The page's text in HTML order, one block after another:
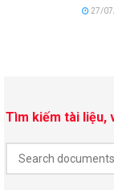
27/
Tìm kiếm tài liệu,